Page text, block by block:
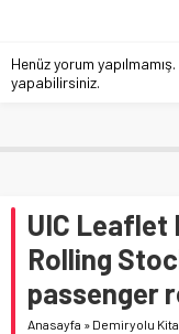
Henüz yorum
yapabilirsiniz.
UIC Leaflet
Rolling
passenger
Anasayfa » Demiryolu